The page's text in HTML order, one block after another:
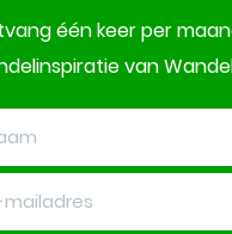
één keer per
van